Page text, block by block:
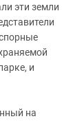
эти земли
и
на